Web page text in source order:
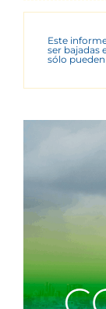
Este
ser bajadas
sólo